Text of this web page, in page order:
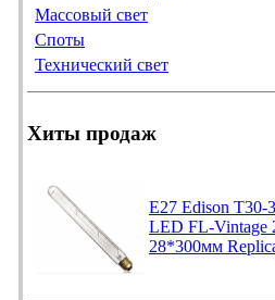
Массовый свет
Споты
Технический свет
Хиты продаж
E27 Edison T30-
LED FL-Vintage
28*300мм